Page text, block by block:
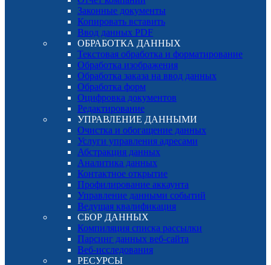
Законные документы
Копировать вставить
Ввод данных PDF
ОБРАБОТКА ДАННЫХ
Текстовая обработка и форматирование
Обработка изображения
Обработка заказа на ввод данных
Обработка форм
Оцифровка документов
Редактирование
УПРАВЛЕНИЕ ДАННЫМИ
Очистка и обогащение данных
Услуги управления адресами
Абстракция данных
Аналитика данных
Контактное открытие
Профилирование аккаунта
Управление данными событий
Ведущая квалификация
СБОР ДАННЫХ
Компиляция списка рассылки
Парсинг данных веб-сайта
Веб-исследования
РЕСУРСЫ